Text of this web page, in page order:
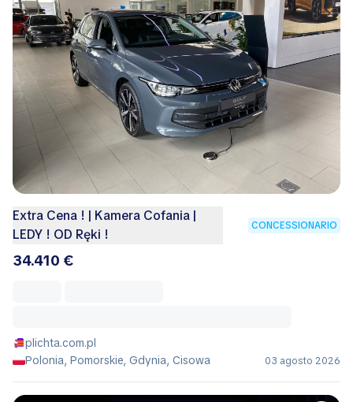
Extra Cena ! | Kamera Cofania |
LEDY ! OD Ręki !
CONCESSIONARIO
34.410 €
plichta.com.pl
Polonia, Pomorskie, Gdynia, Cisowa
03 agosto 2026